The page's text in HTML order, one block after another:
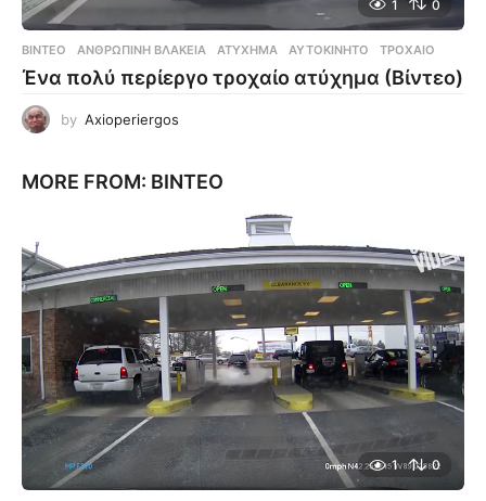
1 0
ΒΊΝΤΕΟ ΑΝΘΡΏΠΙΝΗ ΒΛΑΚΕΊΑ ,ΑΤΎΧΗΜΑ ,ΑΥΤΟΚΊΝΗΤΟ ,ΤΡΟΧΑΊΟ
Ένα πολύ περίεργο τροχαίο ατύχημα (Βίντεο)
by Axioperiergos
MORE FROM: ΒΊΝΤΕΟ
1 0